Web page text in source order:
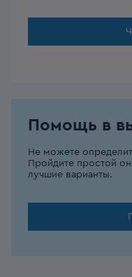
Помощь в
Не можете
Пройдите простой
лучшие варианты.